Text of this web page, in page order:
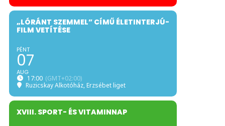
„LÓRÁNT SZEMMEL” CÍMŰ ÉLETINTERJÚ-
FILM VETÍTÉSE
PÉNT
07
AUG
17:00 (GMT+02:00)
Ruzicskay Alkotóház, Erzsébet liget
XVIII. SPORT- ÉS VITAMINNAP